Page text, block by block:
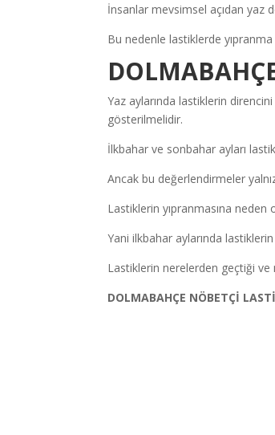
İnsanlar mevsimsel açıdan yaz
Bu nedenle lastiklerde
Yaz aylarında lastiklerin
gösterilmelidir.
İlkbahar ve sonbahar ayları
Ancak bu değerlendirmeler
Lastiklerin yıpranmasına
Yani ilkbahar aylarında
Lastiklerin nerelerden geçtiği ve
DOLMABAHÇE NÖBETÇİ